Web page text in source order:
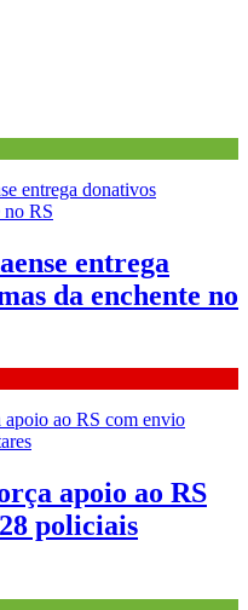
entrega
da enchente no
apoio ao RS
policiais